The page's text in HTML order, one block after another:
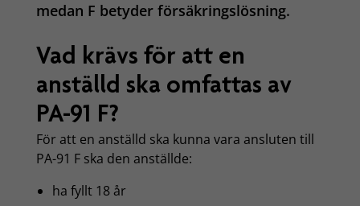
medan F betyder försäkringslösning.
Vad krävs för att en
anställd ska omfattas av
PA-91 F?
För att en anställd ska kunna vara ansluten till
PA-91 F ska den anställde:
ha fyllt 18 år